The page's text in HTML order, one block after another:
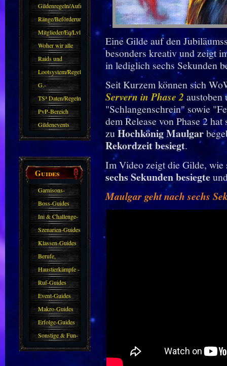
(DAW)
Gildenregeln/Aufnahme
Ränge/Beförderungen
Mitglieder/Eq/Lvl
Woher wir alle
kommen.
Raids und
Zubehör
Lootsystem/Regeln
G.-
Sparkasse/Goldleihen
TS³ Daten/Regeln
PvP-Bereich
Gildenevents
Guides
Garnisons-
Guides
Boss-Guides
Ini & Challenge-
Guides
Szenarien-Guides
Klassen-Guides
Berufe,
Farmkarten und
Haustiere
Haustierkämpfe -
Guide
Ruf-Guides
Event-Guides
Makro-Guides
Erfolge-Guides
Sonstige & Fun-
Guides
Eine Gilde auf den
besonders kreativ und zeigt
in lediglich sechs Sekunden
Seit Kurzem können sich
Servern in Phase 2 austoben
"Schlangenschrein" sowie
dem Release von Phase 2
zuHochkönig Maulgar
Rekordzeit besiegt.
Im Video zeigt die Gilde, wie
sechs Sekunden besiegte
Maulgar geht nach sechs